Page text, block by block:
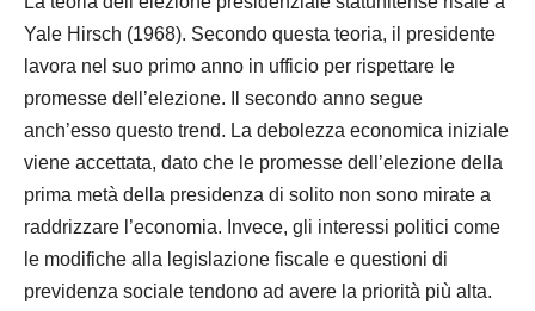
Yale Hirsch (1968). Secondo questa teoria, il presidente
lavora nel suo primo anno in ufficio per rispettare le
promesse dell’elezione. Il secondo anno segue
anch’esso questo trend. La debolezza economica iniziale
viene accettata, dato che le promesse dell’elezione della
prima metà della presidenza di solito non sono mirate a
raddrizzare l’economia. Invece, gli interessi politici come
le modifiche alla legislazione fiscale e questioni di
previdenza sociale tendono ad avere la priorità più alta.